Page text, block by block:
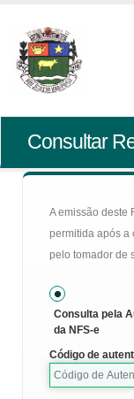
Consultar
A emissão deste
permitida após a
pelo tomador de
Consulta pela
da NFS-e
Código de